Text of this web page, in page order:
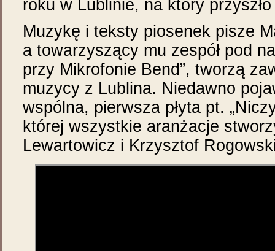
roku w Lublinie, na który
Muzykę i teksty piosenek pisze
a towarzyszący mu zespół pod
przy Mikrofonie Bend”, tworzą
muzycy z Lublina. Niedawno
wspólna, pierwsza płyta pt.
której wszystkie aranżacje
Lewartowicz i Krzysztof